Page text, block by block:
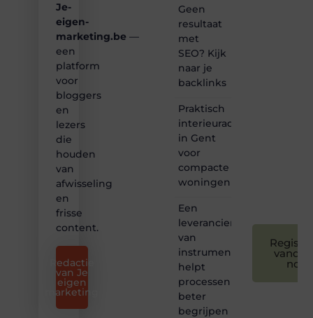
Je-
eigen-
marketing.be —
een
platform
voor
bloggers
en
lezers
die
houden
van
afwisseling
en
frisse
content.
Redactie
van Je
eigen
marketing
Geen
resultaat
met
SEO? Kijk
naar je
backlinks
Praktisch
interieuradvies
in Gent
voor
compacte
woningen
Een
leverancier
van
instrumentatie
helpt
processen
beter
begrijpen
nog